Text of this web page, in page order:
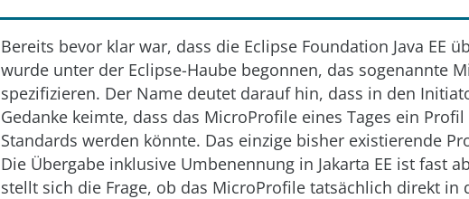
Bereits bevor klar war, dass die Eclipse Foundation Java EE
wurde unter der Eclipse-Haube begonnen, das sogenannte
spezifizieren. Der Name deutet darauf hin, dass in den
Gedanke keimte, dass das MicroProfile eines Tages ein Profil
Standards werden könnte. Das einzige bisher existierende
Die Übergabe inklusive Umbenennung in Jakarta EE ist fast
stellt sich die Frage, ob das MicroProfile tatsächlich direkt in